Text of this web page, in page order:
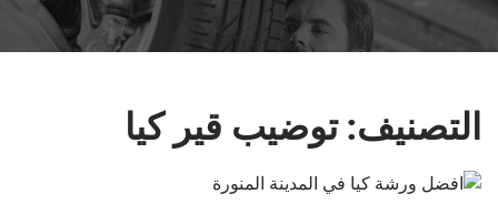
التصنيف:توضيب قير كيا